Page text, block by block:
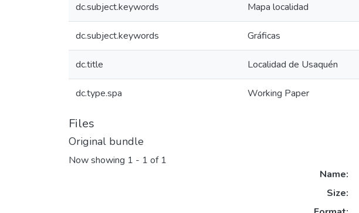
dc.subject.keywords Mapa localidad
dc.subject.keywords Gráficas
dc.title Localidad de Usaquén
dc.type.spa Working Paper
Files
Original bundle
Now showing 1 - 1 of 1
Name:
Size: